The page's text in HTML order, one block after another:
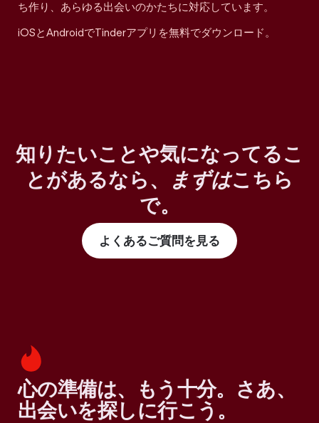
ち作り、あらゆる出会いのかたちに対応しています。
iOSとAndroidでTinderアプリを無料でダウンロード。
知りたいことや気になってるこ
とがあるなら、
まずはこちら
で。
よくあるご質問を見る
心の準備は、もう十分。さあ、
出会いを探しに行こう。